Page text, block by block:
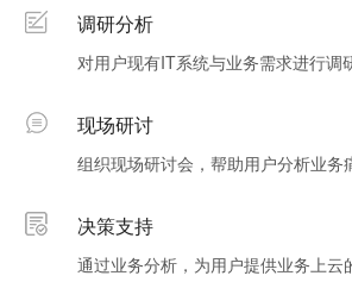
调研分析
对用户现有IT系统与业务需求进行调
现场研讨
组织现场研讨会，帮助用户分析业
决策支持
通过业务分析，为用户提供业务上